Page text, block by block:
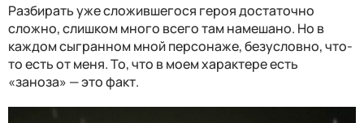
Разбирать уже сложившегося героя достаточно
сложно, слишком много всего там намешано. Но в
каждом сыгранном мной персонаже, безусловно, что-
то есть от меня. То, что в моем характере есть
«заноза» — это факт.